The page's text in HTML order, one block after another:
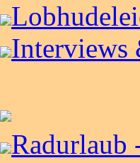
Interviews
Radurlaub